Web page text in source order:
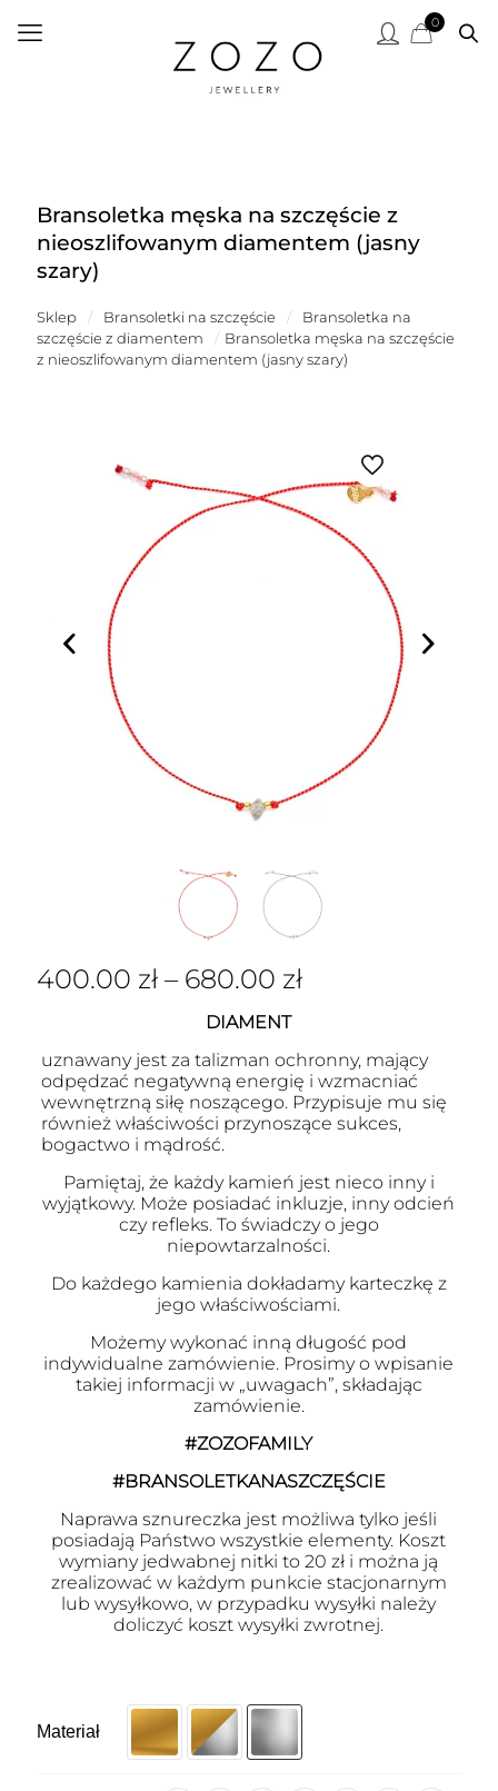
0
Bransoletka męska na szczęście z
nieoszlifowanym diamentem (jasny
szary)
Sklep / Bransoletki na szczęście /
Bransoletka na
szczęście z diamentem
/ Bransoletka męska na szczęście
z nieoszlifowanym diamentem (jasny szary)
400.00 zł – 680.00 zł
DIAMENT
uznawany jest za talizman ochronny, mający
odpędzać negatywną energię i wzmacniać
wewnętrzną siłę noszącego. Przypisuje mu się
również właściwości przynoszące sukces,
bogactwo i mądrość.
Pamiętaj, że każdy kamień jest nieco inny i
wyjątkowy. Może posiadać inkluzje, inny odcień
czy refleks. To świadczy o jego
niepowtarzalności.
Do każdego kamienia dokładamy karteczkę z
jego właściwościami.
Możemy wykonać inną długość pod
indywidualne zamówienie. Prosimy o wpisanie
takiej informacji w „uwagach”, składając
zamówienie.
#ZOZOFAMILY
#BRANSOLETKANASZCZĘŚCIE
Naprawa sznureczka jest możliwa tylko jeśli
posiadają Państwo wszystkie elementy. Koszt
wymiany jedwabnej nitki to 20 zł i można ją
zrealizować w każdym punkcie stacjonarnym
lub wysyłkowo, w przypadku wysyłki należy
doliczyć koszt wysyłki zwrotnej.
Materiał